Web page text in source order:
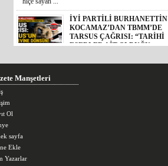
İYİ PARTİLİ BURHANETTİN
KOCAMAZ’DAN TBMM’DE
TARSUS ÇAĞRISI: “TARİHİ
ESERLER AİT OLDUĞU
İYİ Parti Mersin Milletvekili Burhanettin
Manşetleri
Ol
sayfa
Ekle
Yazarlar